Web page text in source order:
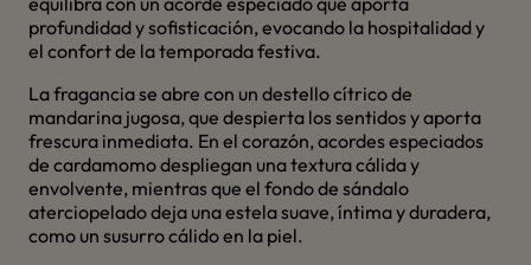
profundidad y sofisticación, evocando la hospitalidad y
el confort de la temporada festiva.
La fragancia se abre con un destello cítrico de
mandarina jugosa, que despierta los sentidos y aporta
frescura inmediata. En el corazón, acordes especiados
de cardamomo despliegan una textura cálida y
envolvente, mientras que el fondo de sándalo
aterciopelado deja una estela suave, íntima y duradera,
como un susurro cálido en la piel.